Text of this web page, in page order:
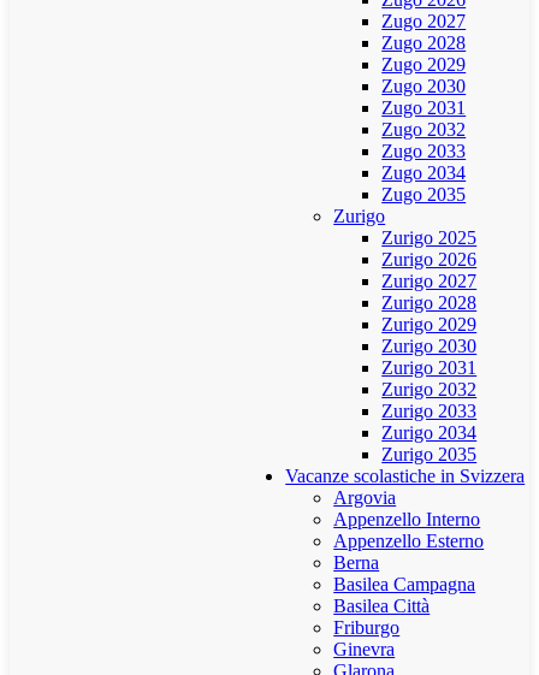
Zugo 2027
Zugo 2028
Zugo 2029
Zugo 2030
Zugo 2031
Zugo 2032
Zugo 2033
Zugo 2034
Zugo 2035
Zurigo
Zurigo 2025
Zurigo 2026
Zurigo 2027
Zurigo 2028
Zurigo 2029
Zurigo 2030
Zurigo 2031
Zurigo 2032
Zurigo 2033
Zurigo 2034
Zurigo 2035
Vacanze scolastiche in Svizzera
Argovia
Appenzello Interno
Appenzello Esterno
Berna
Basilea Campagna
Basilea Città
Friburgo
Ginevra
Glarona